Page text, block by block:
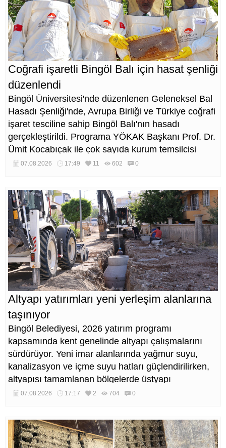
Coğrafi işaretli Bingöl Balı için hasat şenliği
düzenlendi
Bingöl Üniversitesi'nde düzenlenen Geleneksel Bal
Hasadı Şenliği'nde, Avrupa Birliği ve Türkiye coğrafi
işaret tesciline sahip Bingöl Balı'nın hasadı
gerçekleştirildi. Programa YÖKAK Başkanı Prof. Dr.
Ümit Kocabıçak ile çok sayıda kurum temsilcisi
katıldı.
07.08.2026 17:49 11 602 0
Altyapı yatırımları yeni yerleşim alanlarına
taşınıyor
Bingöl Belediyesi, 2026 yatırım programı
kapsamında kent genelinde altyapı çalışmalarını
sürdürüyor. Yeni imar alanlarında yağmur suyu,
kanalizasyon ve içme suyu hatları güçlendirilirken,
altyapısı tamamlanan bölgelerde üstyapı
düzenlemeleri de eş zamanlı yürütülüyor.
07.08.2026 17:17 2 704 0